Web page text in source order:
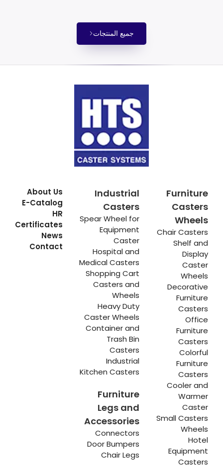
جميع المنتجات
Furniture
Casters
Wheels
Chair Casters
Shelf and
Display
Caster
Wheels
Decorative
Furniture
Casters
Office
Furniture
Casters
Colorful
Furniture
Casters
Cooler and
Warmer
Caster
Small Casters
Wheels
Hotel
Equipment
Casters
Industrial
Casters
Spear Wheel for
Equipment
Caster
Hospital and
Medical Casters
Shopping Cart
Casters and
Wheels
Heavy Duty
Caster Wheels
Container and
Trash Bin
Casters
Industrial
Kitchen Casters
Furniture
Legs and
Accessories
Connectors
Door Bumpers
Chair Legs
About Us
E-Catalog
HR
Certificates
News
Contact